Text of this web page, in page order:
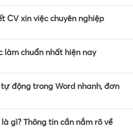
CV xin việc chuyên nghiệp
làm chuẩn nhất hiện nay
động trong Word nhanh, đơn
gì? Thông tin cần nắm rõ về